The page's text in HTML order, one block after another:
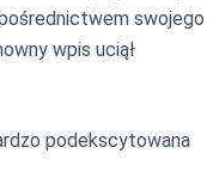
swojego
wpis uciął
podekscytowana